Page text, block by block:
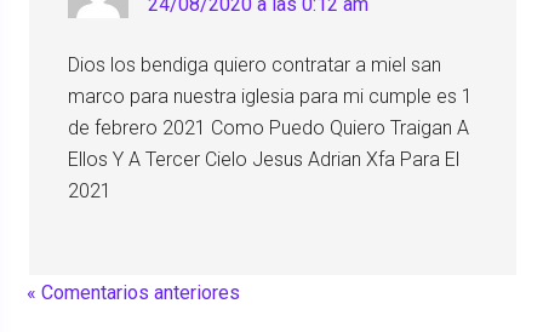
Dios los bendiga quiero contratar a miel san
marco para nuestra iglesia para mi cumple es 1
de febrero 2021 Como Puedo Quiero Traigan A
Ellos Y A Tercer Cielo Jesus Adrian Xfa Para El
2021
« Comentarios anteriores